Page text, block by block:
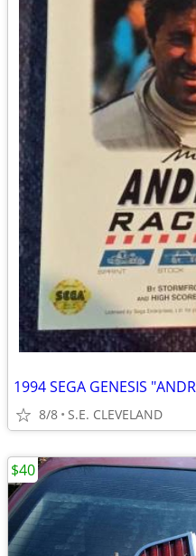
1994 SEGA GENESIS
8/8 S.E. CLEVELAND
$40